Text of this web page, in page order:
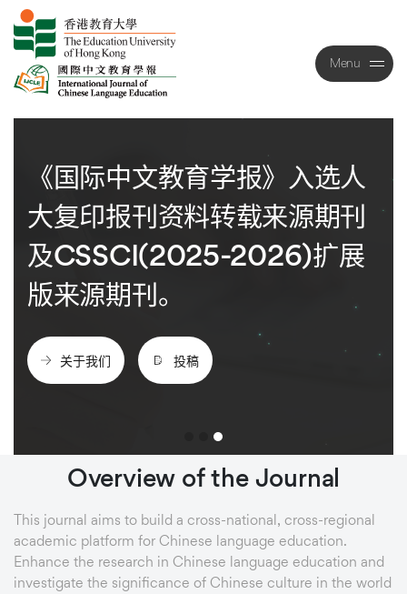
Menu
Close
《国际中文教育学报》入选人
大复印报刊资料转载来源期刊
及CSSCI(2025-2026)扩展
版来源期刊。
关于我们 投稿
Overview of the Journal
This journal aims to build a cross-national, cross-regional
academic platform for Chinese language education.
Enhance the research in Chinese language education and
investigate the significance of Chinese culture in the world